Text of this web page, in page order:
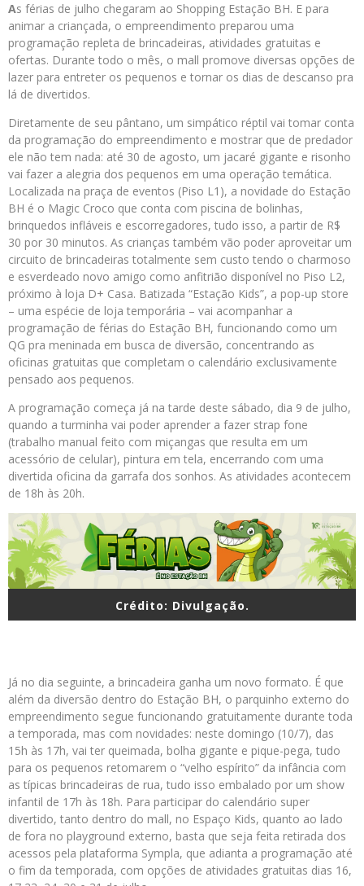
As férias de julho chegaram ao Shopping Estação BH. E para
animar a criançada, o empreendimento preparou uma
programação repleta de brincadeiras, atividades gratuitas e
ofertas. Durante todo o mês, o mall promove diversas opções de
lazer para entreter os pequenos e tornar os dias de descanso pra
lá de divertidos.
Diretamente de seu pântano, um simpático réptil vai tomar conta
da programação do empreendimento e mostrar que de predador
ele não tem nada: até 30 de agosto, um jacaré gigante e risonho
vai fazer a alegria dos pequenos em uma operação temática.
Localizada na praça de eventos (Piso L1), a novidade do Estação
BH é o Magic Croco que conta com piscina de bolinhas,
brinquedos infláveis e escorregadores, tudo isso, a partir de R$
30 por 30 minutos. As crianças também vão poder aproveitar um
circuito de brincadeiras totalmente sem custo tendo o charmoso
e esverdeado novo amigo como anfitrião disponível no Piso L2,
próximo à loja D+ Casa. Batizada “Estação Kids”, a pop-up store
– uma espécie de loja temporária – vai acompanhar a
programação de férias do Estação BH, funcionando como um
QG pra meninada em busca de diversão, concentrando as
oficinas gratuitas que completam o calendário exclusivamente
pensado aos pequenos.
A programação começa já na tarde deste sábado, dia 9 de julho,
quando a turminha vai poder aprender a fazer strap fone
(trabalho manual feito com miçangas que resulta em um
acessório de celular), pintura em tela, encerrando com uma
divertida oficina da garrafa dos sonhos. As atividades acontecem
de 18h às 20h.
Crédito: Divulgação.
Já no dia seguinte, a brincadeira ganha um novo formato. É que
além da diversão dentro do Estação BH, o parquinho externo do
empreendimento segue funcionando gratuitamente durante toda
a temporada, mas com novidades: neste domingo (10/7), das
15h às 17h, vai ter queimada, bolha gigante e pique-pega, tudo
para os pequenos retomarem o “velho espírito” da infância com
as típicas brincadeiras de rua, tudo isso embalado por um show
infantil de 17h às 18h. Para participar do calendário super
divertido, tanto dentro do mall, no Espaço Kids, quanto ao lado
de fora no playground externo, basta que seja feita retirada dos
acessos pela plataforma Sympla, que adianta a programação até
o fim da temporada, com opções de atividades gratuitas dias 16,